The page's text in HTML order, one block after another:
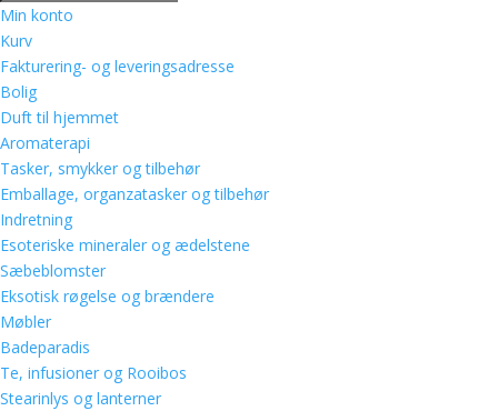
Min konto
Kurv
Fakturering- og leveringsadresse
Bolig
Duft til hjemmet
Aromaterapi
Tasker, smykker og tilbehør
Emballage, organzatasker og tilbehør
Indretning
Esoteriske mineraler og ædelstene
Sæbeblomster
Eksotisk røgelse og brændere
Møbler
Badeparadis
Te, infusioner og Rooibos
Stearinlys og lanterner